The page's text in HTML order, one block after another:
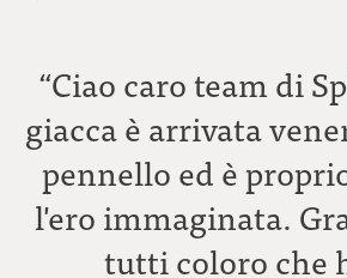
“Ciao caro team di
giacca è arrivata
pennello ed è
l'ero immaginata.
tutti coloro che